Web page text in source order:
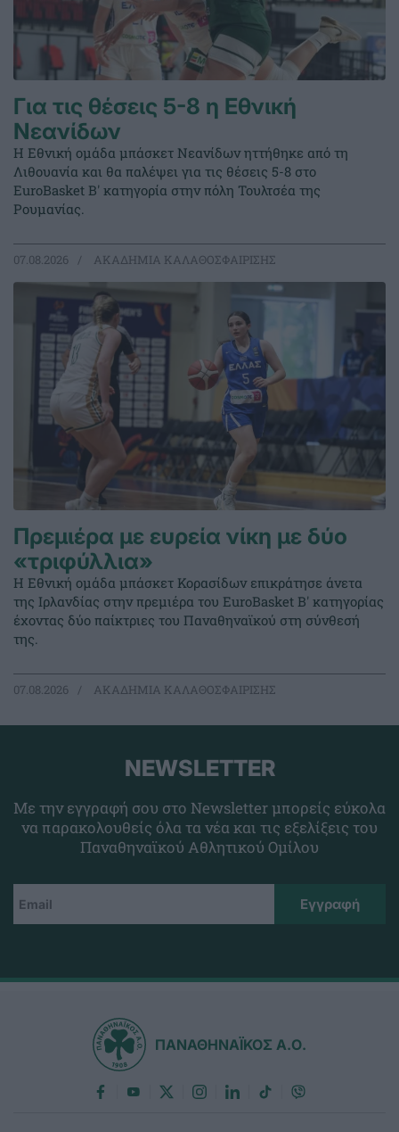
Για τις θέσεις 5-8 η Εθνική
Νεανίδων
Η Εθνική ομάδα μπάσκετ Νεανίδων ηττήθηκε από τη
Λιθουανία και θα παλέψει για τις θέσεις 5-8 στο
EuroBasket Β' κατηγορία στην πόλη Τουλτσέα της
Ρουμανίας.
07.08.2026 ΑΚΑΔΗΜΙΑ ΚΑΛΑΘΟΣΦΑΙΡΙΣΗΣ
Πρεμιέρα με ευρεία νίκη με δύο
«τριφύλλια»
Η Εθνική ομάδα μπάσκετ Κορασίδων επικράτησε άνετα
της Ιρλανδίας στην πρεμιέρα του EuroBasket Β' κατηγορίας
έχοντας δύο παίκτριες του Παναθηναϊκού στη σύνθεσή
της.
07.08.2026 ΑΚΑΔΗΜΙΑ ΚΑΛΑΘΟΣΦΑΙΡΙΣΗΣ
NEWSLETTER
Με την εγγραφή σου στο Newsletter μπορείς εύκολα
να παρακολουθείς όλα τα νέα και τις εξελίξεις του
Παναθηναϊκού Αθλητικού Ομίλου
ΠΑΝΑΘΗΝΑΪΚΟΣ Α.Ο.